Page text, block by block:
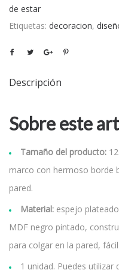
de estar
Etiquetas: decoracion,
Descripción
Sobre este
Tamaño del producto:
marco con hermoso borde
pared.
Material: espejo
MDF negro pintado,
para colgar en la pared,
1 unidad. Puedes